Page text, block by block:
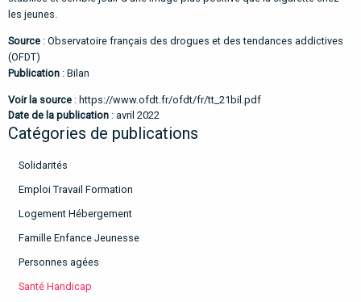
les jeunes.
Source : Observatoire français des drogues et des tendances addictives
(OFDT)
Publication : Bilan
Voir la source : https://www.ofdt.fr/ofdt/fr/tt_21bil.pdf
Date de la publication : avril 2022
Catégories de publications
Solidarités
Emploi Travail Formation
Logement Hébergement
Famille Enfance Jeunesse
Personnes agées
Santé Handicap